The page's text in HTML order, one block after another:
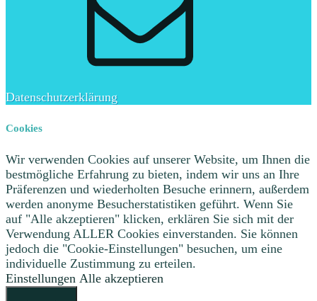
Datenschutzerklärung
Cookies
Wir verwenden Cookies auf unserer Website, um Ihnen die
bestmögliche Erfahrung zu bieten, indem wir uns an Ihre
Präferenzen und wiederholten Besuche erinnern, außerdem
werden anonyme Besucherstatistiken geführt. Wenn Sie
auf "Alle akzeptieren" klicken, erklären Sie sich mit der
Verwendung ALLER Cookies einverstanden. Sie können
jedoch die "Cookie-Einstellungen" besuchen, um eine
individuelle Zustimmung zu erteilen.
Einstellungen Alle akzeptieren